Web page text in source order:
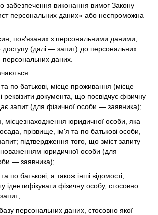
забезпечення виконання вимог Закону
персональних даних» або неспроможна
пов'язаних з персональними даними,
(далі — запит) до персональних
персональних даних.
по батькові, місце проживання (місце
реквізити документа, що посвідчує фізичну
запит (для фізичної особи — заявника);
місцезнаходження юридичної особи, яка
прізвище, ім'я та по батькові особи,
підтвердження того, що зміст запиту
юридичної особи (для
— заявника);
по батькові, а також інші відомості,
ідентифікувати фізичну особу, стосовно
персональних даних, стосовно якої